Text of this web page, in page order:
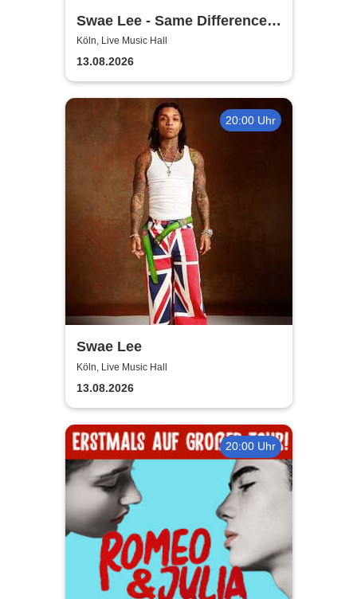
Swae Lee - Same Difference
Tour Europe
Köln, Live Music Hall
13.08.2026
20:00 Uhr
Swae Lee
Köln, Live Music Hall
13.08.2026
20:00 Uhr